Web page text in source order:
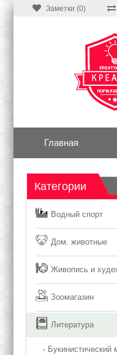
Заметки (0)
Главная
Категории
Водный спорт
Дом. животные
Живопись и
Зоомагазин
Литература
- Букинистический